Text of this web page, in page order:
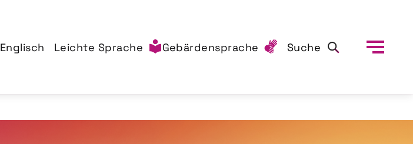
Englisch Leichte Sprache Gebärdensprache Suche